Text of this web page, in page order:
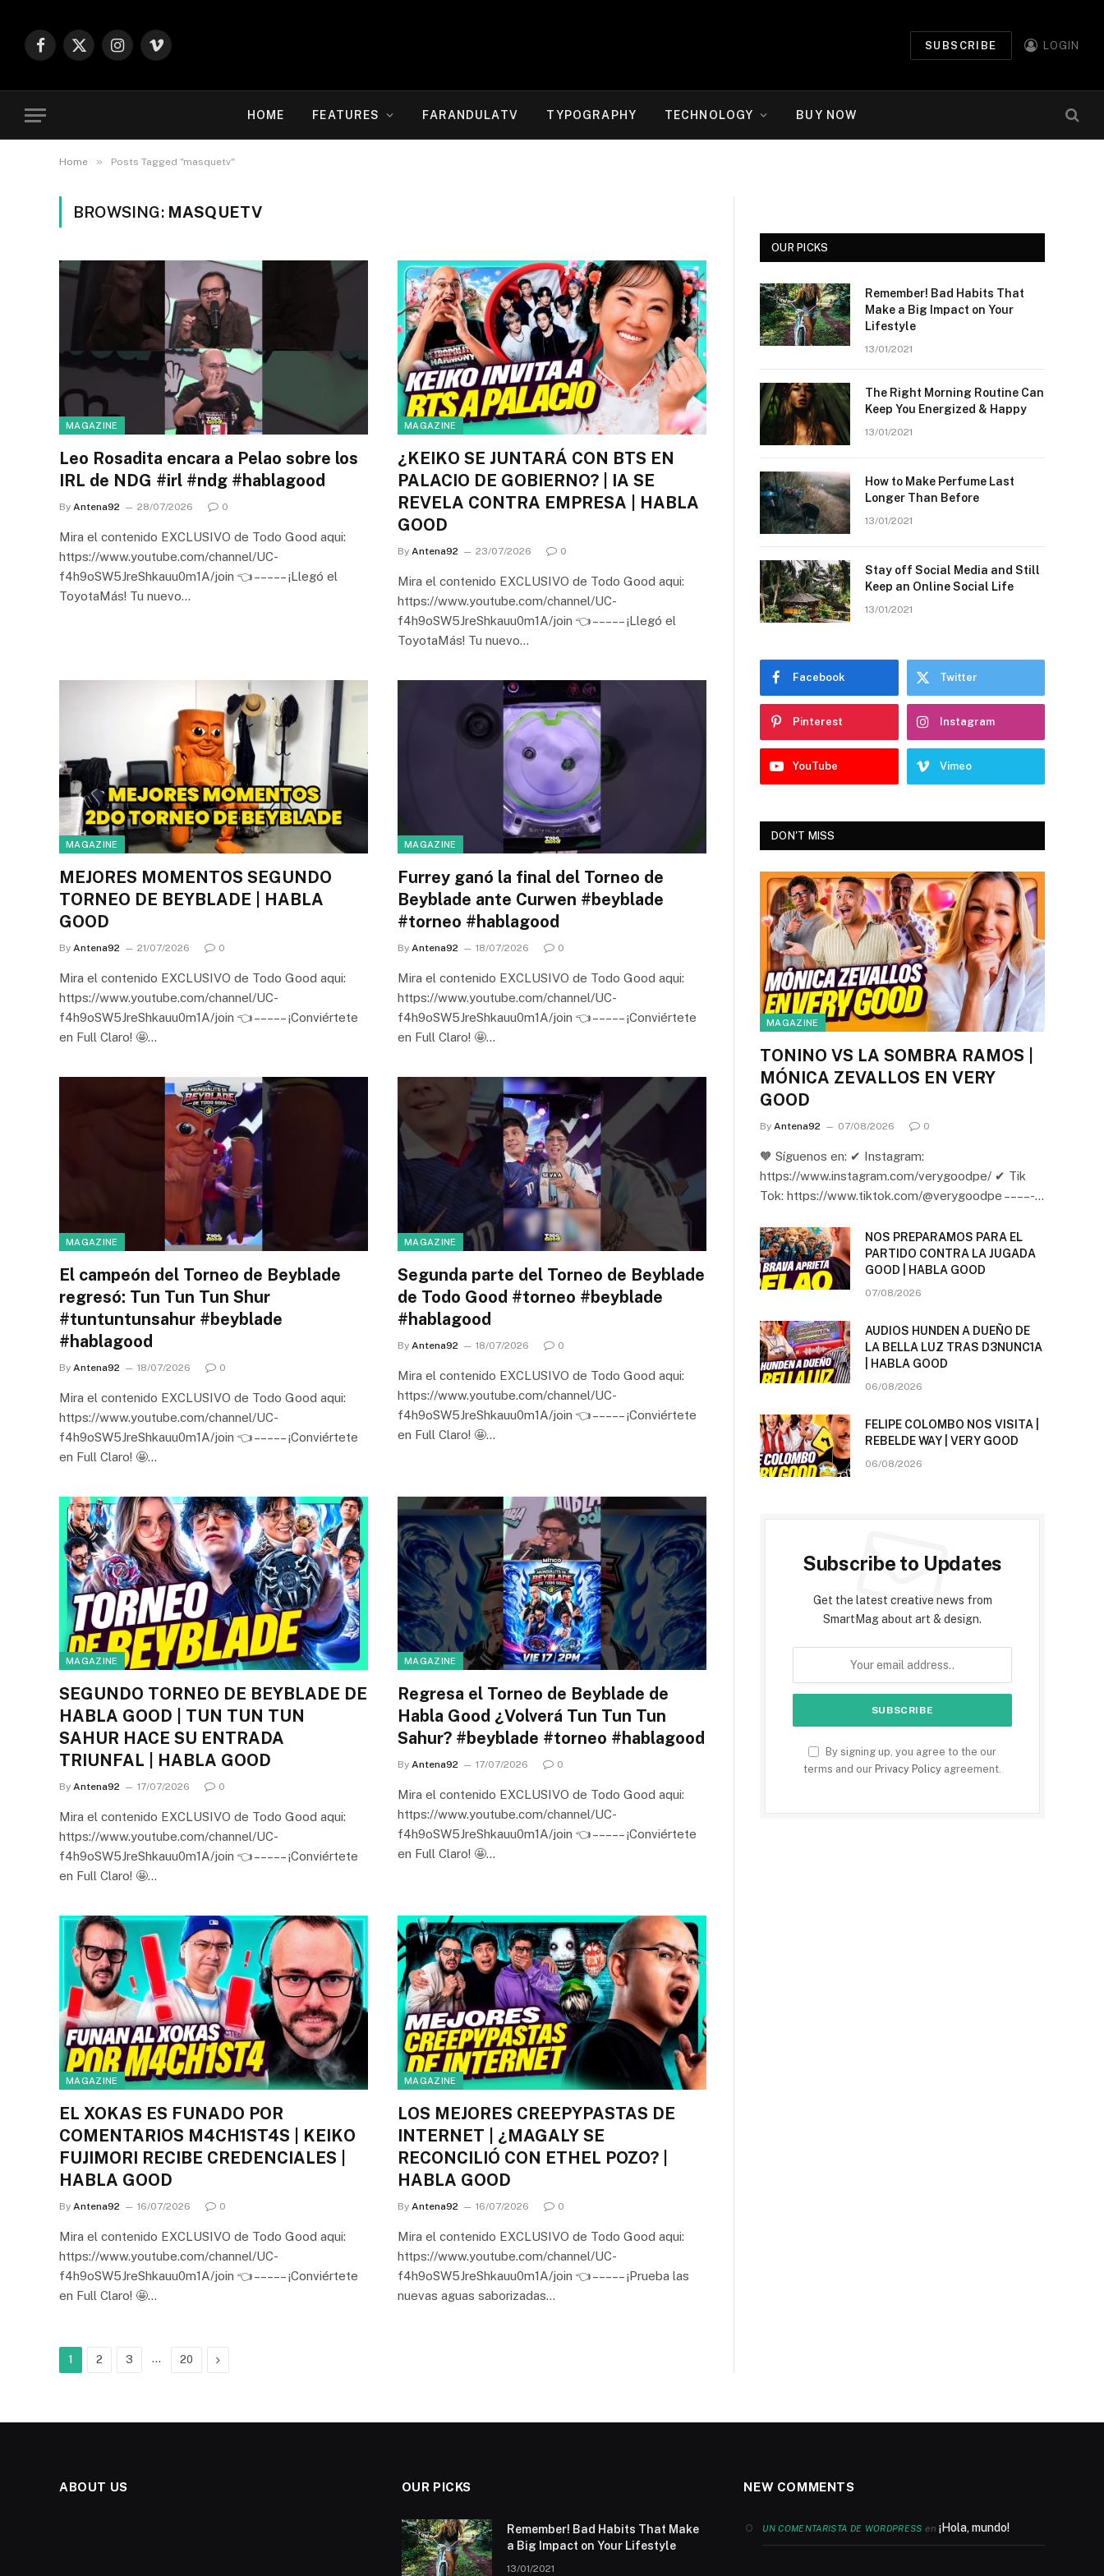
Facebook
X
Instagram
Vimeo
SUBSCRIBE LOGIN
HOME FEATURES FARANDULATV TYPOGRAPHY TECHNOLOGY BUY NOW
Home » Posts Tagged "masquetv"
BROWSING: MASQUETV
MAGAZINE
Leo Rosadita encara a Pelao sobre los
IRL de NDG #irl #ndg #hablagood
By Antena92 28/07/2026 0
Mira el contenido EXCLUSIVO de Todo Good aqui:
https://www.youtube.com/channel/UC-
f4h9oSW5JreShkauu0m1A/join 👈 – – – – – ¡Llegó el
ToyotaMás! Tu nuevo…
MAGAZINE
¿KEIKO SE JUNTARÁ CON BTS EN
PALACIO DE GOBIERNO? | IA SE
REVELA CONTRA EMPRESA | HABLA
GOOD
By Antena92 23/07/2026 0
Mira el contenido EXCLUSIVO de Todo Good aqui:
https://www.youtube.com/channel/UC-
f4h9oSW5JreShkauu0m1A/join 👈 – – – – – ¡Llegó el
ToyotaMás! Tu nuevo…
MAGAZINE
MEJORES MOMENTOS SEGUNDO
TORNEO DE BEYBLADE | HABLA
GOOD
By Antena92 21/07/2026 0
Mira el contenido EXCLUSIVO de Todo Good aqui:
https://www.youtube.com/channel/UC-
f4h9oSW5JreShkauu0m1A/join 👈 – – – – – ¡Conviértete
en Full Claro! 🤩…
MAGAZINE
Furrey ganó la final del Torneo de
Beyblade ante Curwen #beyblade
#torneo #hablagood
By Antena92 18/07/2026 0
Mira el contenido EXCLUSIVO de Todo Good aqui:
https://www.youtube.com/channel/UC-
f4h9oSW5JreShkauu0m1A/join 👈 – – – – – ¡Conviértete
en Full Claro! 🤩…
MAGAZINE
El campeón del Torneo de Beyblade
regresó: Tun Tun Tun Shur
#tuntuntunsahur #beyblade
#hablagood
By Antena92 18/07/2026 0
Mira el contenido EXCLUSIVO de Todo Good aqui:
https://www.youtube.com/channel/UC-
f4h9oSW5JreShkauu0m1A/join 👈 – – – – – ¡Conviértete
en Full Claro! 🤩…
MAGAZINE
Segunda parte del Torneo de Beyblade
de Todo Good #torneo #beyblade
#hablagood
By Antena92 18/07/2026 0
Mira el contenido EXCLUSIVO de Todo Good aqui:
https://www.youtube.com/channel/UC-
f4h9oSW5JreShkauu0m1A/join 👈 – – – – – ¡Conviértete
en Full Claro! 🤩…
MAGAZINE
SEGUNDO TORNEO DE BEYBLADE DE
HABLA GOOD | TUN TUN TUN
SAHUR HACE SU ENTRADA
TRIUNFAL | HABLA GOOD
By Antena92 17/07/2026 0
Mira el contenido EXCLUSIVO de Todo Good aqui:
https://www.youtube.com/channel/UC-
f4h9oSW5JreShkauu0m1A/join 👈 – – – – – ¡Conviértete
en Full Claro! 🤩…
MAGAZINE
Regresa el Torneo de Beyblade de
Habla Good ¿Volverá Tun Tun Tun
Sahur? #beyblade #torneo #hablagood
By Antena92 17/07/2026 0
Mira el contenido EXCLUSIVO de Todo Good aqui:
https://www.youtube.com/channel/UC-
f4h9oSW5JreShkauu0m1A/join 👈 – – – – – ¡Conviértete
en Full Claro! 🤩…
MAGAZINE
EL XOKAS ES FUNADO POR
COMENTARIOS M4CH1ST4S | KEIKO
FUJIMORI RECIBE CREDENCIALES |
HABLA GOOD
By Antena92 16/07/2026 0
Mira el contenido EXCLUSIVO de Todo Good aqui:
https://www.youtube.com/channel/UC-
f4h9oSW5JreShkauu0m1A/join 👈 – – – – – ¡Conviértete
en Full Claro! 🤩…
MAGAZINE
LOS MEJORES CREEPYPASTAS DE
INTERNET | ¿MAGALY SE
RECONCILIÓ CON ETHEL POZO? |
HABLA GOOD
By Antena92 16/07/2026 0
Mira el contenido EXCLUSIVO de Todo Good aqui:
https://www.youtube.com/channel/UC-
f4h9oSW5JreShkauu0m1A/join 👈 – – – – – ¡Prueba las
nuevas aguas saborizadas…
1 2 3 … 20 Next
OUR PICKS
Remember! Bad Habits That
Make a Big Impact on Your
Lifestyle
13/01/2021
The Right Morning Routine Can
Keep You Energized & Happy
13/01/2021
How to Make Perfume Last
Longer Than Before
13/01/2021
Stay off Social Media and Still
Keep an Online Social Life
13/01/2021
Facebook Twitter
Pinterest Instagram
YouTube Vimeo
DON'T MISS
MAGAZINE
TONINO VS LA SOMBRA RAMOS |
MÓNICA ZEVALLOS EN VERY
GOOD
By Antena92 07/08/2026 0
🧡 Síguenos en: ✔ Instagram:
https://www.instagram.com/verygoodpe/ ✔ Tik
Tok: https://www.tiktok.com/@verygoodpe – – – – -…
NOS PREPARAMOS PARA EL
PARTIDO CONTRA LA JUGADA
GOOD | HABLA GOOD
07/08/2026
AUDIOS HUNDEN A DUEÑO DE
LA BELLA LUZ TRAS D3NUNC1A
| HABLA GOOD
06/08/2026
FELIPE COLOMBO NOS VISITA |
REBELDE WAY | VERY GOOD
06/08/2026
Subscribe to Updates
Get the latest creative news from
SmartMag about art & design.
By signing up, you agree to the our
terms and our Privacy Policy agreement.
ABOUT US OUR PICKS
Remember! Bad Habits That Make
a Big Impact on Your Lifestyle
13/01/2021
NEW COMMENTS
UN COMENTARISTA DE WORDPRESS en ¡Hola, mundo!